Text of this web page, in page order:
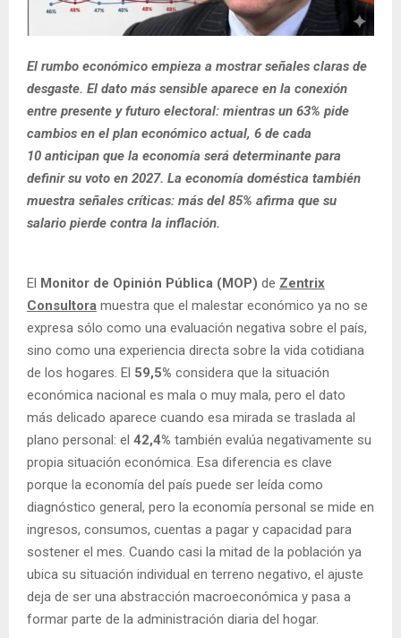
El rumbo económico empieza a mostrar señales claras de
desgaste. El dato más sensible aparece en la conexión
entre presente y futuro electoral: mientras un 63% pide
cambios en el plan económico actual, 6 de cada
10 anticipan que la economía será determinante para
definir su voto en 2027. La economía doméstica también
muestra señales críticas: más del 85% afirma que su
salario pierde contra la inflación.
El Monitor de Opinión Pública (MOP) de Zentrix
Consultora muestra que el malestar económico ya no se
expresa sólo como una evaluación negativa sobre el país,
sino como una experiencia directa sobre la vida cotidiana
de los hogares. El 59,5% considera que la situación
económica nacional es mala o muy mala, pero el dato
más delicado aparece cuando esa mirada se traslada al
plano personal: el 42,4% también evalúa negativamente su
propia situación económica. Esa diferencia es clave
porque la economía del país puede ser leída como
diagnóstico general, pero la economía personal se mide en
ingresos, consumos, cuentas a pagar y capacidad para
sostener el mes. Cuando casi la mitad de la población ya
ubica su situación individual en terreno negativo, el ajuste
deja de ser una abstracción macroeconómica y pasa a
formar parte de la administración diaria del hogar.